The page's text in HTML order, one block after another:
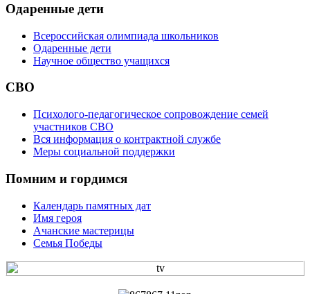
Одаренные дети
Всероссийская олимпиада школьников
Одаренные дети
Научное общество учащихся
СВО
Психолого-педагогическое сопровождение семей
участников СВО
Вся информация о контрактной службе
Меры социальной поддержки
Помним и гордимся
Календарь памятных дат
Имя героя
Ачанские мастерицы
Семья Победы